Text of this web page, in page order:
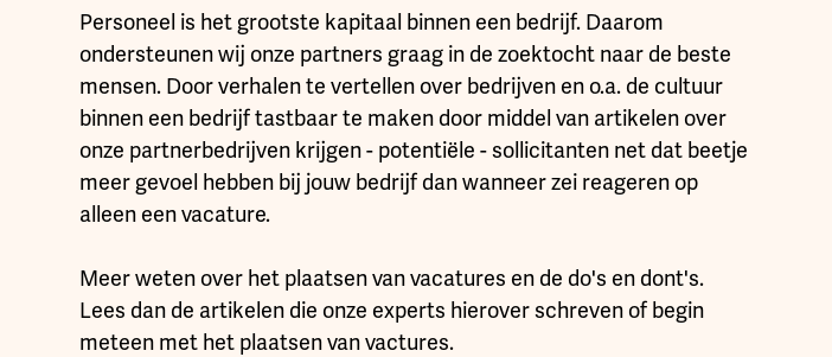
Personeel is het grootste kapitaal binnen een bedrijf. Daarom
ondersteunen wij onze partners graag in de zoektocht naar de beste
mensen. Door verhalen te vertellen over bedrijven en o.a. de cultuur
binnen een bedrijf tastbaar te maken door middel van artikelen over
onze partnerbedrijven krijgen - potentiële - sollicitanten net dat beetje
meer gevoel hebben bij jouw bedrijf dan wanneer zei reageren op
alleen een vacature.
Meer weten over het plaatsen van vacatures en de do's en dont's.
Lees dan de artikelen die onze experts hierover schreven of begin
meteen met het plaatsen van vactures.